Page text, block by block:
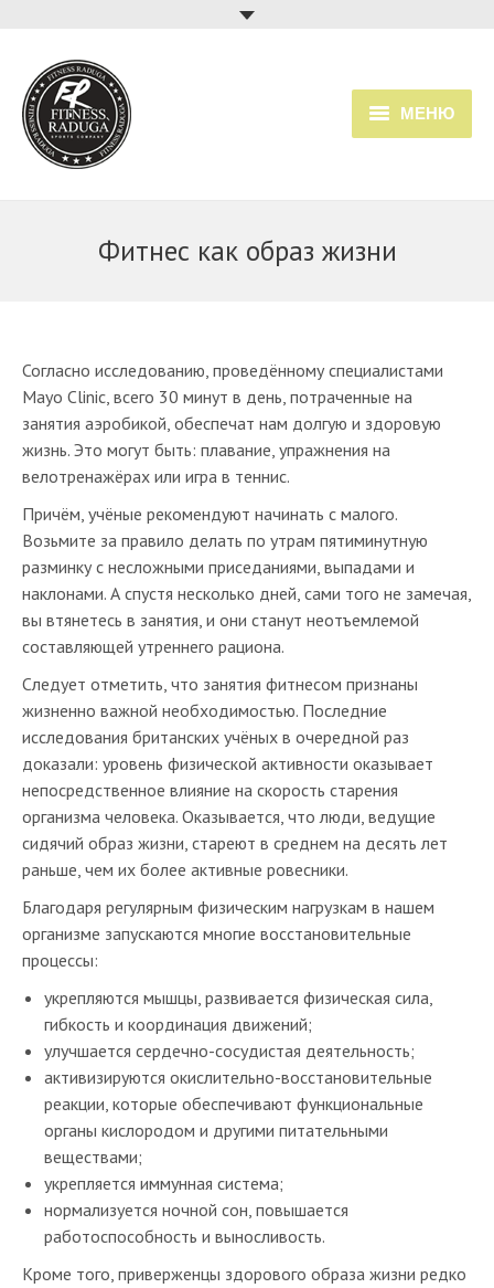
МЕНЮ
О клубе
Фитнес как образ жизни
Согласно исследованию, проведённому специалистами
Mayo Clinic, всего 30 минут в день, потраченные на
занятия аэробикой, обеспечат нам долгую и здоровую
жизнь. Это могут быть: плавание, упражнения на
велотренажёрах или игра в теннис.
Причём, учёные рекомендуют начинать с малого.
Возьмите за правило делать по утрам пятиминутную
разминку с несложными приседаниями, выпадами и
наклонами. А спустя несколько дней, сами того не замечая,
вы втянетесь в занятия, и они станут неотъемлемой
составляющей утреннего рациона.
Следует отметить, что занятия фитнесом признаны
жизненно важной необходимостью. Последние
исследования британских учёных в очередной раз
доказали: уровень физической активности оказывает
непосредственное влияние на скорость старения
организма человека. Оказывается, что люди, ведущие
сидячий образ жизни, стареют в среднем на десять лет
раньше, чем их более активные ровесники.
Благодаря регулярным физическим нагрузкам в нашем
организме запускаются многие восстановительные
процессы:
укрепляются мышцы, развивается физическая сила,
гибкость и координация движений;
улучшается сердечно-сосудистая деятельность;
активизируются окислительно-восстановительные
реакции, которые обеспечивают функциональные
органы кислородом и другими питательными
веществами;
укрепляется иммунная система;
нормализуется ночной сон, повышается
работоспособность и выносливость.
Кроме того, приверженцы здорового образа жизни редко